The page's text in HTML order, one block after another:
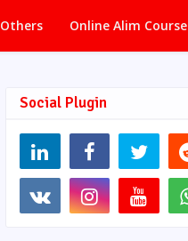
Others Online Alim Course
Social Plugin